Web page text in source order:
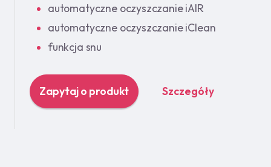
automatyczne oczyszczanie iAIR
automatyczne oczyszczanie iClean
funkcja snu
Zapytaj o produkt Szczegóły